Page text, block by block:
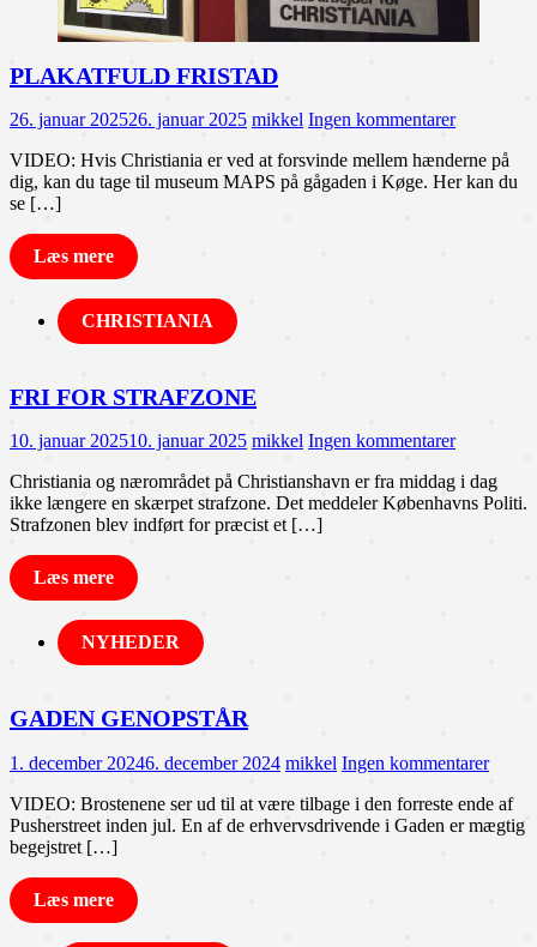
PLAKATFULD FRISTAD
26. januar 202526. januar 2025 mikkel Ingen kommentarer
VIDEO: Hvis Christiania er ved at forsvinde mellem hænderne på
dig, kan du tage til museum MAPS på gågaden i Køge. Her kan du
se […]
Læs mere
CHRISTIANIA
FRI FOR STRAFZONE
10. januar 202510. januar 2025 mikkel Ingen kommentarer
Christiania og nærområdet på Christianshavn er fra middag i dag
ikke længere en skærpet strafzone. Det meddeler Københavns Politi.
Strafzonen blev indført for præcist et […]
Læs mere
NYHEDER
GADEN GENOPSTÅR
1. december 20246. december 2024 mikkel Ingen kommentarer
VIDEO: Brostenene ser ud til at være tilbage i den forreste ende af
Pusherstreet inden jul. En af de erhvervsdrivende i Gaden er mægtig
begejstret […]
Læs mere